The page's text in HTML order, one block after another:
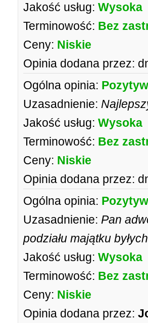
Jakość usług: Wysoka
Terminowość: Bez
Ceny: Niskie
Opinia dodana przez:
Ogólna opinia:
Uzasadnienie:
Jakość usług: Wysoka
Terminowość: Bez
Ceny: Niskie
Opinia dodana przez:
Ogólna opinia:
Uzasadnienie: Pan
podziału majątku
Jakość usług: Wysoka
Terminowość: Bez
Ceny: Niskie
Opinia dodana przez: